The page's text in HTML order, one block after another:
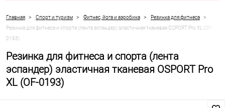
Главная > Спорт и туризм > Фитнес, йога и аэробика > Резинка для фитнеса >
Резинка для фитнеса и спорта (лента эспандер) эластичная тканевая OSPORT Pro XL (OF-
0193)
Резинка для фитнеса и спорта (лента
эспандер) эластичная тканевая OSPORT Pro
XL (OF-0193)